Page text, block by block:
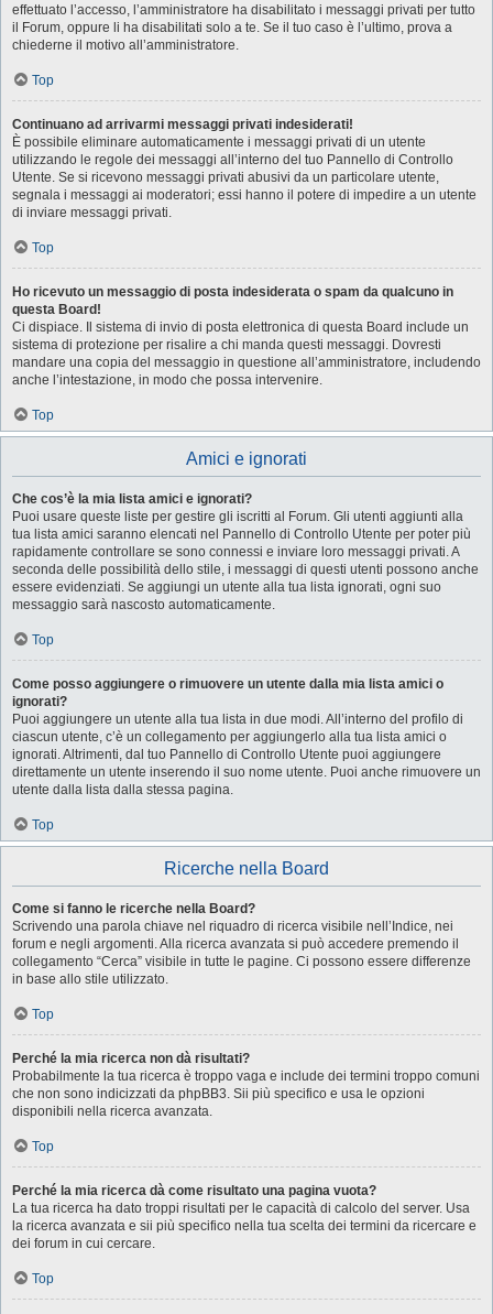
effettuato l’accesso, l’amministratore ha disabilitato i messaggi privati per tutto
il Forum, oppure li ha disabilitati solo a te. Se il tuo caso è l’ultimo, prova a
chiederne il motivo all’amministratore.
Top
Continuano ad arrivarmi messaggi privati indesiderati!
È possibile eliminare automaticamente i messaggi privati ​​di un utente
utilizzando le regole dei messaggi all’interno del tuo Pannello di Controllo
Utente. Se si ricevono messaggi privati ​​abusivi da un particolare utente,
segnala i messaggi ai moderatori; essi hanno il potere di impedire a un utente
di inviare messaggi privati​​.
Top
Ho ricevuto un messaggio di posta indesiderata o spam da qualcuno in
questa Board!
Ci dispiace. Il sistema di invio di posta elettronica di questa Board include un
sistema di protezione per risalire a chi manda questi messaggi. Dovresti
mandare una copia del messaggio in questione all’amministratore, includendo
anche l’intestazione, in modo che possa intervenire.
Top
Amici e ignorati
Che cos’è la mia lista amici e ignorati?
Puoi usare queste liste per gestire gli iscritti al Forum. Gli utenti aggiunti alla
tua lista amici saranno elencati nel Pannello di Controllo Utente per poter più
rapidamente controllare se sono connessi e inviare loro messaggi privati. A
seconda delle possibilità dello stile, i messaggi di questi utenti possono anche
essere evidenziati. Se aggiungi un utente alla tua lista ignorati, ogni suo
messaggio sarà nascosto automaticamente.
Top
Come posso aggiungere o rimuovere un utente dalla mia lista amici o
ignorati?
Puoi aggiungere un utente alla tua lista in due modi. All’interno del profilo di
ciascun utente, c’è un collegamento per aggiungerlo alla tua lista amici o
ignorati. Altrimenti, dal tuo Pannello di Controllo Utente puoi aggiungere
direttamente un utente inserendo il suo nome utente. Puoi anche rimuovere un
utente dalla lista dalla stessa pagina.
Top
Ricerche nella Board
Come si fanno le ricerche nella Board?
Scrivendo una parola chiave nel riquadro di ricerca visibile nell’Indice, nei
forum e negli argomenti. Alla ricerca avanzata si può accedere premendo il
collegamento “Cerca” visibile in tutte le pagine. Ci possono essere differenze
in base allo stile utilizzato.
Top
Perché la mia ricerca non dà risultati?
Probabilmente la tua ricerca è troppo vaga e include dei termini troppo comuni
che non sono indicizzati da phpBB3. Sii più specifico e usa le opzioni
disponibili nella ricerca avanzata.
Top
Perché la mia ricerca dà come risultato una pagina vuota?
La tua ricerca ha dato troppi risultati per le capacità di calcolo del server. Usa
la ricerca avanzata e sii più specifico nella tua scelta dei termini da ricercare e
dei forum in cui cercare.
Top